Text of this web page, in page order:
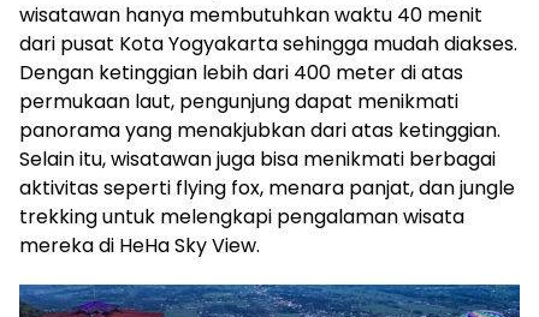
wisatawan hanya membutuhkan waktu 40 menit
dari pusat Kota Yogyakarta sehingga mudah diakses.
Dengan ketinggian lebih dari 400 meter di atas
permukaan laut, pengunjung dapat menikmati
panorama yang menakjubkan dari atas ketinggian.
Selain itu, wisatawan juga bisa menikmati berbagai
aktivitas seperti flying fox, menara panjat, dan jungle
trekking untuk melengkapi pengalaman wisata
mereka di HeHa Sky View.